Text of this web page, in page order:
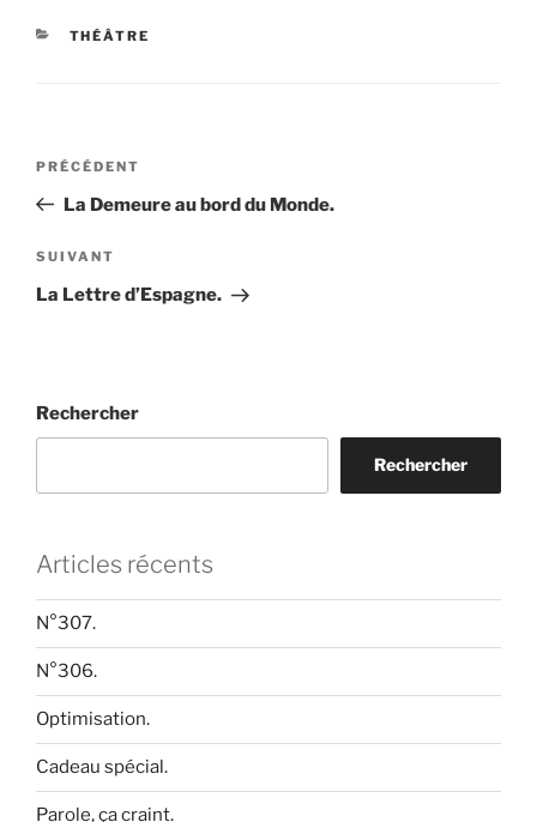
CATÉGORIES
THÉÂTRE
Navigation
l’article
Article
précédent
PRÉCÉDENT
La Demeure au bord du Monde.
Article
suivant
SUIVANT
La Lettre d’Espagne.
Rechercher
Rechercher
Articles récents
N°307.
N°306.
Optimisation.
Cadeau spécial.
Parole, ça craint.